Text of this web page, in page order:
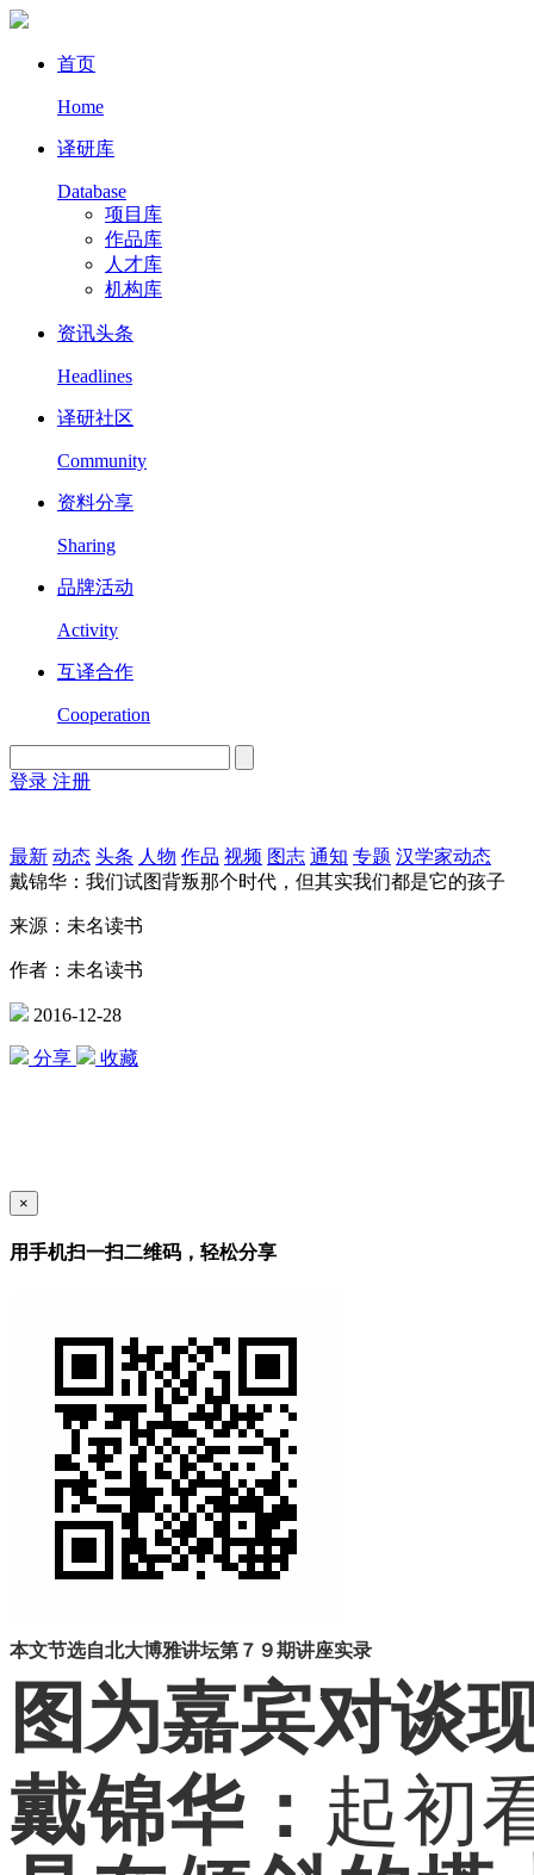
首页
Home
译研库
Database
项目库
作品库
人才库
机构库
资讯头条
Headlines
译研社区
Community
资料分享
Sharing
品牌活动
Activity
互译合作
Cooperation
登录 注册
最新 动态 头条 人物 作品 视频 图志 通知 专题 汉学家动态
戴锦华：我们试图背叛那个时代，但其实我们都是它的孩子
来源：未名读书
作者：未名读书
2016-12-28
分享 收藏
×
用手机扫一扫二维码，轻松分享
本文节选自北大博雅讲坛第７９期讲座实录
图为嘉宾对谈
戴锦华： 起初